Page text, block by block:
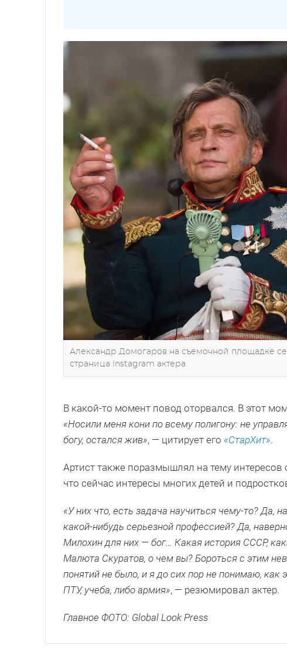
Александр Домогаров на съемочной площадке
страница Instagram актера
В какой-то момент повод оторвался. В этот
«Носили меня кони по всему полигону: не
богу, остался жив», — цитирует его «СтарХит».
Артист также поразмышлял на тему
что сейчас интересы многих детей и
«У них что, есть задача научиться чему-то? Да,
какой-нибудь серьезной профессией? Да,
Милохин для них — бог… Какая история СССР,
Малюта Скуратов, о чем вы? Бороться с этим
понятий не было, и я до сих пор не понимаю, как
ПТУ, учеба, либо армия», — резюмировал актер.
Главное ФОТО: Global Look Press